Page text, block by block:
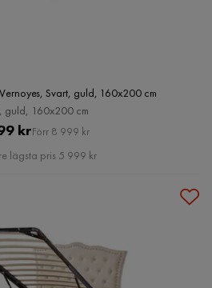
Svart, guld, 160x200 cm
guld, 160x200 cm
Pris
krOriginal
Pris
Förr 8 999 kr
lägsta pris 5 999 kr